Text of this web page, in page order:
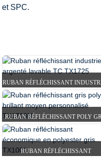
MAISON PRODUITS
RUBAN RÉFLÉCHISSANT
et SPC.
RUBAN RÉFLÉCHISSANT
ARGENTÉ LAVABLE TC T...
RUBAN RÉFLÉCHISSANT POLY
MOYEN BRILLANT PERSONNALISÉ
RUBAN RÉFLÉCHISSANT